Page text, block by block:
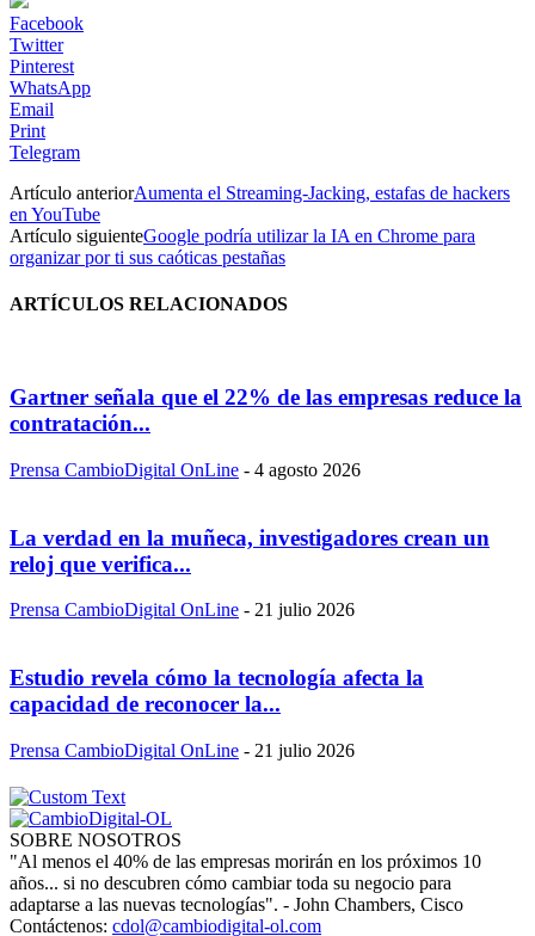
Facebook
Twitter
Pinterest
WhatsApp
Email
Print
Telegram
Artículo anteriorAumenta el Streaming-Jacking, estafas de hackers
en YouTube
Artículo siguienteGoogle podría utilizar la IA en Chrome para
organizar por ti sus caóticas pestañas
ARTÍCULOS RELACIONADOS
Gartner señala que el 22% de las empresas reduce la
contratación...
Prensa CambioDigital OnLine - 4 agosto 2026
La verdad en la muñeca, investigadores crean un
reloj que verifica...
Prensa CambioDigital OnLine - 21 julio 2026
Estudio revela cómo la tecnología afecta la
capacidad de reconocer la...
Prensa CambioDigital OnLine - 21 julio 2026
SOBRE NOSOTROS
"Al menos el 40% de las empresas morirán en los próximos 10
años... si no descubren cómo cambiar toda su negocio para
adaptarse a las nuevas tecnologías". - John Chambers, Cisco
Contáctenos: cdol@cambiodigital-ol.com